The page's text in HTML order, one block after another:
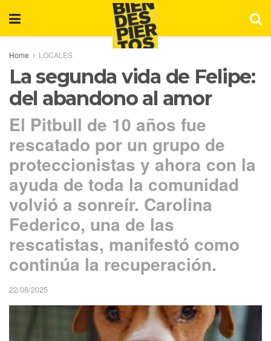
Home LOCALES
La segunda vida de Felipe:
del abandono al amor
El Pitbull de 10 años fue
rescatado por un grupo de
proteccionistas y ahora con la
ayuda de toda la comunidad
volvió a sonreír. Carolina
Federico, una de las
rescatistas, manifestó como
continúa la recuperación.
22/08/2025